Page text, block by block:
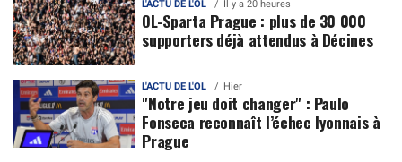
L'ACTU DE L'OL Il y a 20 heures
OL-Sparta Prague : plus de 30 000
supporters déjà attendus à Décines
L'ACTU DE L'OL Hier
"Notre jeu doit changer" : Paulo
Fonseca reconnaît l’échec lyonnais à
Prague